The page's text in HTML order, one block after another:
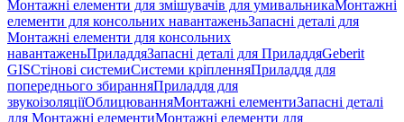
Монтажні елементи для змішувачів для умивальникаМонтажні
елементи для консольних навантаженьЗапасні деталі для
Монтажні елементи для консольних
навантаженьПриладдяЗапасні деталі для ПриладдяGeberit
GISСтінові системиСистеми кріпленняПриладдя для
попереднього збиранняПриладдя для
звукоізоляціїОблицюванняМонтажні елементиЗапасні деталі
для Монтажні елементиМонтажні елементи для